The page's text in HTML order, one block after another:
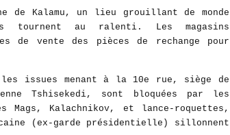
de Kalamu, un lieu grouillant de monde
tournent au ralenti. Les magasins
de vente des pièces de rechange pour
les issues menant à la 10e rue, siège de
Tshisekedi, sont bloquées par les
Mags, Kalachnikov, et lance-roquettes,
(ex-garde présidentielle) sillonnent